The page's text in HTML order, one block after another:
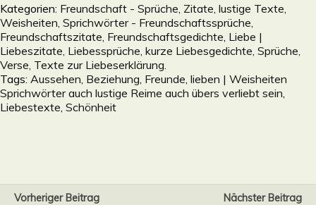
Kategorien: Freundschaft - Sprüche, Zitate, lustige Texte,
Weisheiten, Sprichwörter - Freundschaftssprüche,
Freundschaftszitate, Freundschaftsgedichte Liebe |
Liebeszitate, Liebessprüche, kurze Liebesgedichte, Sprüche,
Verse, Texte zur Liebeserklärung.
Tags: Aussehen Beziehung Freunde lieben | Weisheiten
Sprichwörter auch lustige Reime auch übers verliebt sein
Liebestexte Schönheit
Vorheriger Beitrag
Nächster Beitrag